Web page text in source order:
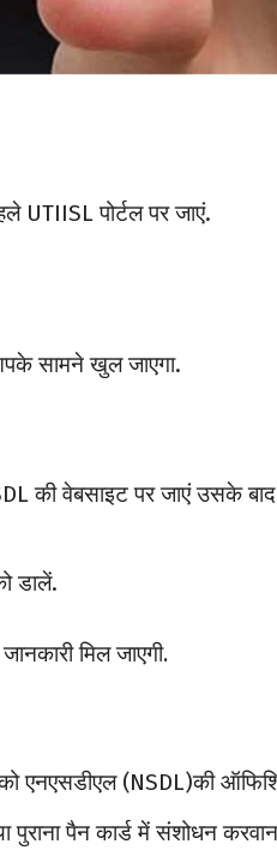
पोर्टल पर जाएं.
सामने खुल जाएगा.
की वेबसाइट पर जाएं उसके
डालें.
मिल जाएगी.
(NSDL)की
पैन कार्ड में संशोधन